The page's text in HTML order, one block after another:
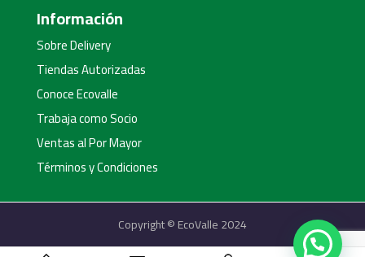
Información
Sobre Delivery
Tiendas Autorizadas
Conoce Ecovalle
Trabaja como Socio
Ventas al Por Mayor
Términos y Condiciones
Copyright © EcoValle 2024